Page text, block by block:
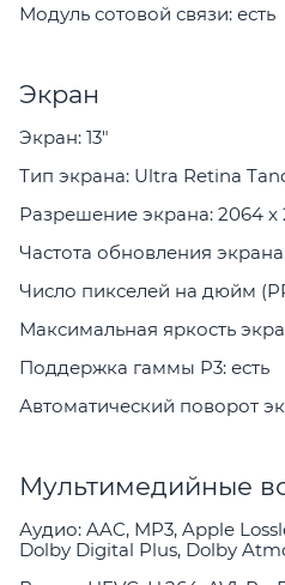
Модуль сотовой связи: есть
Экран
Экран: 13"
Тип экрана: Ultra Retina
Разрешение экрана: 2064 x
Частота обновления
Число пикселей на дюйм
Максимальная яркость
Поддержка гаммы P3: есть
Автоматический поворот
Мультимедийные
Аудио: AAC, MP3, Apple
Dolby Digital Plus, Dolby